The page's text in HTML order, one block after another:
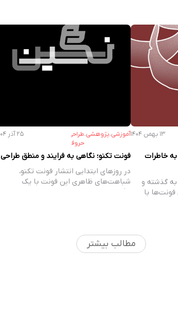
۱۳ بهمن ۱۴۰۴
خاطرات
به گذشته و
با
آموزشی.پژوهشی.طراحی
حروف
۲۵ آذر ۱۴۰۴
فونت تکنو؛ نگاهی به فرایند و منطق طراحی
در روز‌های ابتدایی انتشار فونت تکنو،
شباهت‌های ظاهری این فونت با یک
لوگوتایپ باعث…
مطالب بیشتر